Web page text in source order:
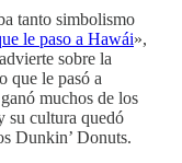
tanto simbolismo
le paso a Hawái»,
sobre la
que le pasó a
muchos de los
su cultura quedó
Dunkin’ Donuts.